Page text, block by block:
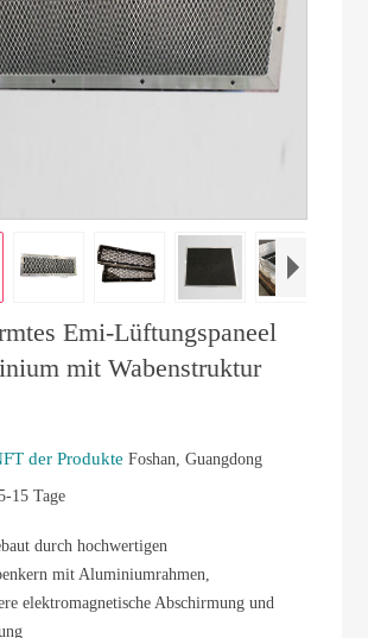
Emi-Lüftungspaneel
mit Wabenstruktur
der ProdukteFoshan, Guangdong
15 Tage
durch hochwertigen
mit Aluminiumrahmen,
elektromagnetische Abschirmung und